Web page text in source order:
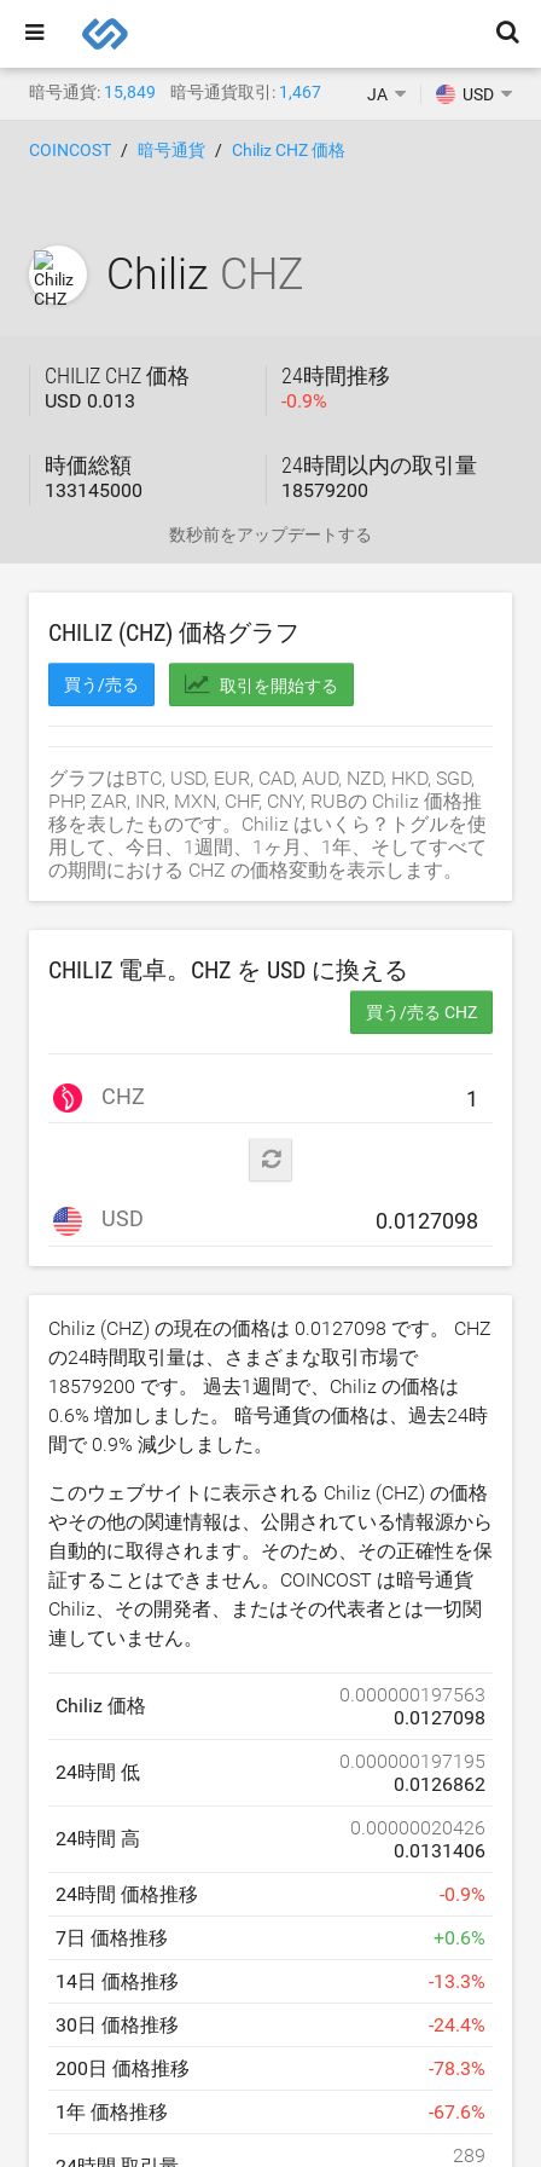
暗号通貨: 15,849 暗号通貨取引: 1,467 JA USD
COINCOST 暗号通貨 Chiliz CHZ 価格
Chiliz CHZ
CHILIZ CHZ 価格
USD 0.013
24時間推移
-0.9%
時価総額
133145000
24時間以内の取引量
18579200
数秒前をアップデートする
CHILIZ (CHZ) 価格グラフ
買う/売る 取引を開始する
グラフはBTC, USD, EUR, CAD, AUD, NZD, HKD, SGD,
PHP, ZAR, INR, MXN, CHF, CNY, RUBの Chiliz 価格推
移を表したものです。Chiliz はいくら？トグルを使
用して、今日、1週間、1ヶ月、1年、そしてすべて
の期間における CHZ の価格変動を表示します。
CHILIZ 電卓。CHZ を USD に換える
買う/売る CHZ
CHZ
USD
Chiliz (CHZ) の現在の価格は 0.0127098 です。 CHZ
の24時間取引量は、さまざまな取引市場で
18579200 です。 過去1週間で、Chiliz の価格は
0.6% 増加しました。 暗号通貨の価格は、過去24時
間で 0.9% 減少しました。
このウェブサイトに表示される Chiliz (CHZ) の価格
やその他の関連情報は、公開されている情報源から
自動的に取得されます。そのため、その正確性を保
証することはできません。COINCOST は暗号通貨
Chiliz、その開発者、またはその代表者とは一切関
連していません。
Chiliz 価格
0.000000197563
0.0127098
24時間 低
0.000000197195
0.0126862
24時間 高
0.00000020426
0.0131406
24時間 価格推移
-0.9%
7日 価格推移
+0.6%
14日 価格推移
-13.3%
30日 価格推移
-24.4%
200日 価格推移
-78.3%
1年 価格推移
-67.6%
289